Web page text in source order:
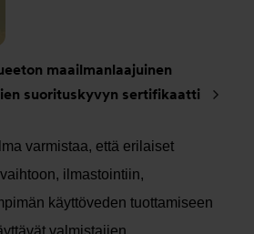
maailmanlaajuinen
suorituskyvyn sertifikaatti
varmistaa, että erilaiset
ilmastointiin,
käyttöveden tuottamiseen
valmistajien